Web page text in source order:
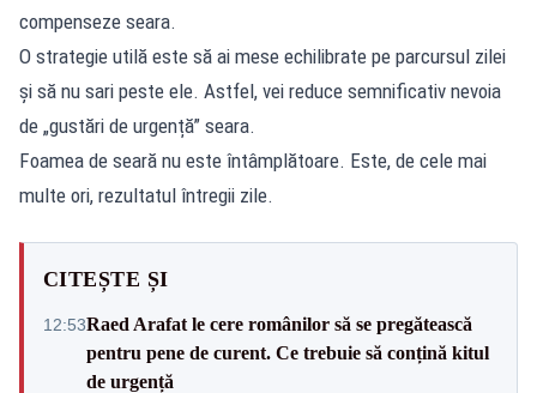
compenseze seara.
O strategie utilă este să ai mese echilibrate pe parcursul zilei
și să nu sari peste ele. Astfel, vei reduce semnificativ nevoia
de „gustări de urgență” seara.
Foamea de seară nu este întâmplătoare. Este, de cele mai
multe ori, rezultatul întregii zile.
CITEȘTE ȘI
12:53Raed Arafat le cere românilor să se pregătească
pentru pene de curent. Ce trebuie să conțină kitul
de urgență